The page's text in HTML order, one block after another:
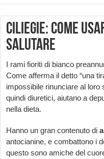
Ciliegie: come
salutare
I rami fioriti di bianco
Come afferma il detto “una
impossibile rinunciare al
quindi diuretici, aiutano a
nella dieta.
Hanno un gran contenuto di
antocianine, e combattono i
questo sono amiche del